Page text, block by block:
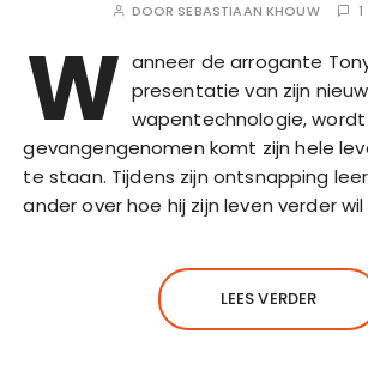
DOOR SEBASTIAAN KHOUW
W anneer de arrogante
presentatie van zijn
wapentechnologie, wordt
gevangengenomen komt zijn hele
te staan. Tijdens zijn ontsnapping
ander over hoe hij zijn leven verder
LEES VERDER